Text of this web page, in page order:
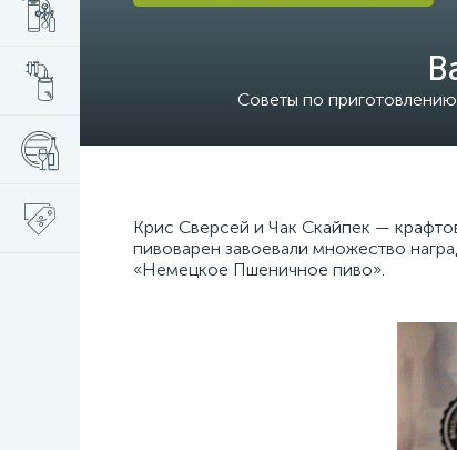
Советы по
Крис Сверсей и Чак Скайпек —
пивоварен завоевали множество
«Немецкое Пшеничное пиво».